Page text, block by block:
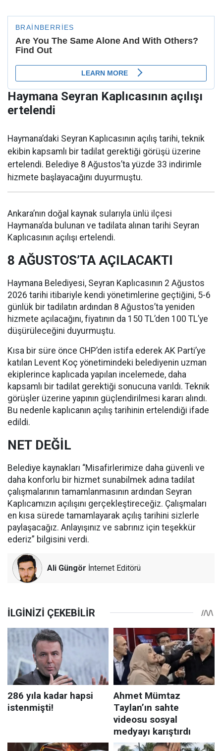
Haymana Seyran Kaplıcasının açılışı
ertelendi
Haymana’daki Seyran Kaplıcasının açılış tarihi, teknik
ekibin kapsamlı bir tadilat gerektiği görüşü üzerine
ertelendi. Belediye 8 Ağustos’ta yüzde 33 indirimle
hizmete başlayacağını duyurmuştu.
Ankara’nın doğal kaynak sularıyla ünlü ilçesi
Haymana’da bulunan ve tadilata alınan tarihi Seyran
Kaplıcasının açılışı ertelendi.
8 AĞUSTOS’TA AÇILACAKTI
Haymana Belediyesi, Seyran Kaplıcasının 2 Ağustos
2026 tarihi itibariyle kendi yönetimlerine geçtiğini, 5-6
günlük bir tadilatın ardından 8 Ağustos’ta yeniden
hizmete açılacağını, fiyatının da 150 TL’den 100 TL’ye
düşürüleceğini duyurmuştu.
Kısa bir süre önce CHP’den istifa ederek AK Parti’ye
katılan Levent Koç yönetimindeki belediyenin uzman
ekiplerince kaplıcada yapılan incelemede, daha
kapsamlı bir tadilat gerektiği sonucuna varıldı. Teknik
görüşler üzerine yapının güçlendirilmesi kararı alındı.
Bu nedenle kaplıcanın açılış tarihinin ertelendiği ifade
edildi.
NET DEĞİL
Belediye kaynakları “Misafirlerimize daha güvenli ve
daha konforlu bir hizmet sunabilmek adına tadilat
çalışmalarının tamamlanmasının ardından Seyran
Kaplıcamızın açılışını gerçekleştireceğiz. Çalışmaları
en kısa sürede tamamlayarak açılış tarihini sizlerle
paylaşacağız. Anlayışınız ve sabrınız için teşekkür
ederiz” bilgisini verdi.
Ali Güngör İnternet Editörü